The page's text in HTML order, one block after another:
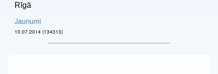
Rīgā
Jaunumi
10.07.2014 (134313)